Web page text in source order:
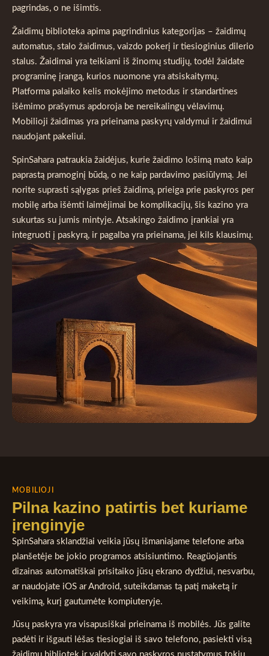
pagrindas, o ne išimtis.
Žaidimų biblioteka apima pagrindinius kategorijas – žaidimų
automatus, stalo žaidimus, vaizdo pokerį ir tiesioginius dilerio
stalus. Žaidimai yra teikiami iš žinomų studijų, todėl žaidate
programinę įrangą, kurios nuomone yra atsiskaitymų.
Platforma palaiko kelis mokėjimo metodus ir standartines
išėmimo prašymus apdoroja be nereikalingų vėlavimų.
Mobilioji žaidimas yra prieinama paskyrų valdymui ir žaidimui
naudojant pakeliui.
SpinSahara patraukia žaidėjus, kurie žaidimo lošimą mato kaip
paprastą pramoginį būdą, o ne kaip pardavimo pasiūlymą. Jei
norite suprasti sąlygas prieš žaidimą, prieiga prie paskyros per
mobilę arba išėmti laimėjimai be komplikacijų, šis kazino yra
sukurtas su jumis mintyje. Atsakingo žaidimo įrankiai yra
integruoti į paskyrą, ir pagalba yra prieinama, jei kils klausimų.
MOBILIOJI
Pilna kazino patirtis bet kuriame
įrenginyje
SpinSahara sklandžiai veikia jūsų išmaniajame telefone arba
planšetėje be jokio programos atsisiuntimo. Reagüojantis
dizainas automatiškai prisitaiko jūsų ekrano dydžiui, nesvarbu,
ar naudojate iOS ar Android, suteikdamas tą patį maketą ir
veikimą, kurį gautumėte kompiuteryje.
Jūsų paskyra yra visapusiškai prieinama iš mobilės. Jūs galite
padėti ir išgauti lėšas tiesiogiai iš savo telefono, pasiekti visą